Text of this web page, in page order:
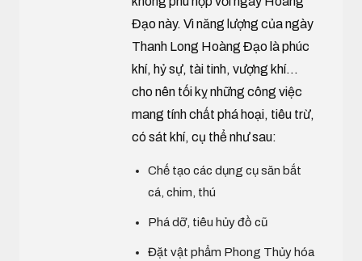
Đạo này. Vì năng lượng của ngày
Thanh Long Hoàng Đạo là phúc
khí, hỷ sự, tài tinh, vượng khí...
cho nên tối kỵ những công việc
mang tính chất phá hoại, tiêu trừ,
có sát khí, cụ thể như sau:
Chế tạo các dụng cụ săn bắt
cá, chim, thú
Phá dỡ, tiêu hủy đồ cũ
Đặt vật phẩm Phong Thủy hóa